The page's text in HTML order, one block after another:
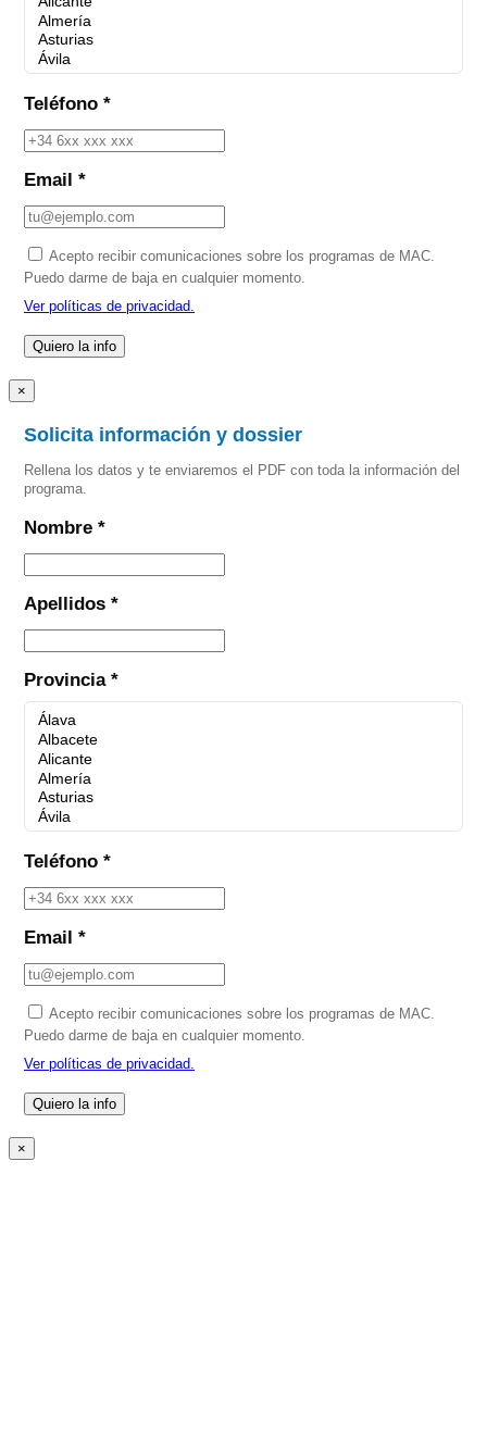
Teléfono *
Email *
Acepto recibir comunicaciones sobre los programas de MAC.
Puedo darme de baja en cualquier momento.
Ver políticas de privacidad.
×
Solicita información y dossier
Rellena los datos y te enviaremos el PDF con toda la información del
programa.
Nombre *
Apellidos *
Provincia *
Teléfono *
Email *
Acepto recibir comunicaciones sobre los programas de MAC.
Puedo darme de baja en cualquier momento.
Ver políticas de privacidad.
×